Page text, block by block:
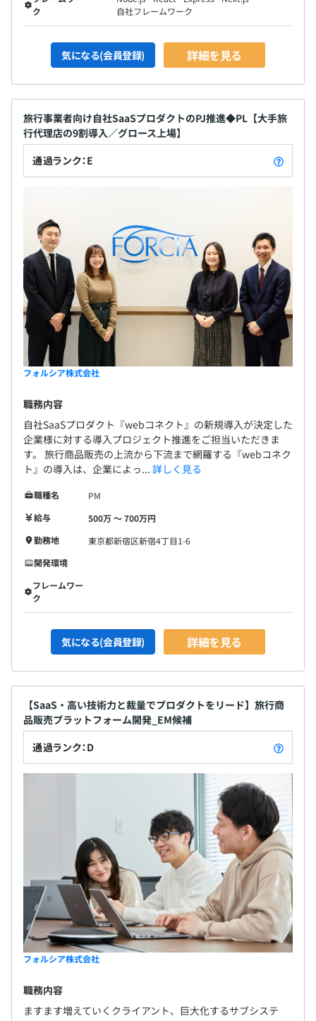
・技術的創造性の発揮：外部連携設計やDB設計など、サ
ービスの根幹に関わる技術設計
・SaaSの品質と効率の向上：ツール開発やリファクタリ
ングを通じた運用コストの削減
・共通開発業務全般：アプリケーションの設計・実装・デ
プロイ・テスト、CI/CD構築
2. ソリューション事業開発ユニット
当社の技術基盤「Spook」をコアとする、お客様個別の
課題解決に向けたシステムの開発を担当します。
・大規模システム開発：複雑性の高いシステム構築におけ
・上流工程への参画：プロジェクトの見積りや仕様検討と
いった、ビジネスサイドと連携した要件の深掘り
・新規開発が中心となり、希望があればインフラ設計・構
築にも携
プロジェクトエンジニア2名～5名前後で開発を行うこと
が多いです。大型のプロジェクトでは10名近く参加して開
発を行うこともあります。
プロジェクトの期間はおよそ3～6カ月ほどのものが多
く、大型のものでは1年を超えることもございます。
営業・技術が10名程度のユニット（チーム）として働
き、互いに連携を取りながら、プロジェクトを進めていき
ます。
れております。
※組織は事業に応じて変更になることがあります。
ク
自社フレームワーク
気になる(会員登録) 詳細を見る
旅行事業者向け自社SaaSプロダクトのPJ推進◆PL【大手旅
行代理店の9割導入／グロース上場】
通過ランク：E
フォルシア株式会社
職務内容
自社SaaSプロダクト『webコネクト』の新規導入が決定した
企業様に対する導入プロジェクト推進をご担当いただきま
す。 旅行商品販売の上流から下流まで網羅する『webコネク
ト』の導入は、企業によっ... 詳しく見る
職種名
PM
給与
500万 〜 700万円
勤務地
東京都新宿区新宿4丁目1-6
開発環境
フレームワー
ク
気になる(会員登録) 詳細を見る
【SaaS・高い技術力と裁量でプロダクトをリード】旅行商
品販売プラットフォーム開発_EM候補
通過ランク：D
フォルシア株式会社
職務内容
ますます増えていくクライアント、巨大化するサブシステ